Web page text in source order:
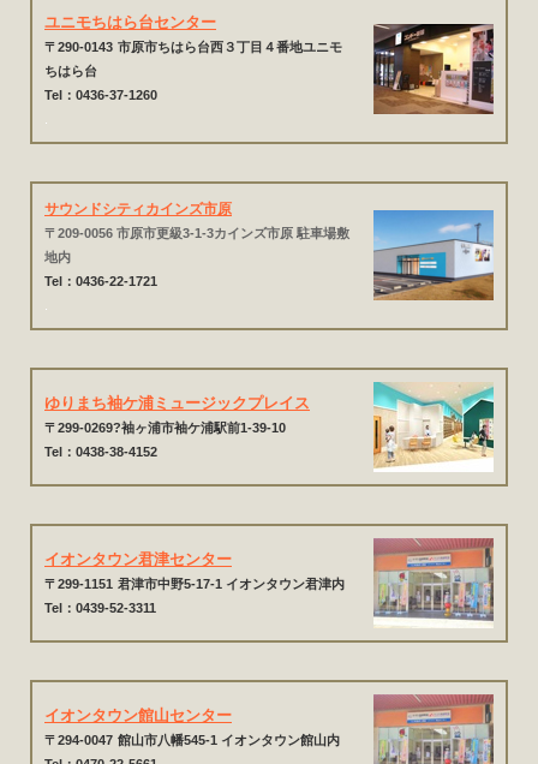
ユニモちはら台センター
〒290-0143 市原市ちはら台西３丁目４番地ユニモ
ちはら台
Tel：0436-37-1260
.
サウンドシティカインズ市原
〒209-0056 市原市更級3-1-3カインズ市原 駐車場敷
地内
Tel：0436-22-1721
.
ゆりまち袖ケ浦ミュージックプレイス
〒299-0269?袖ヶ浦市袖ケ浦駅前1-39-10
Tel：0438-38-4152
イオンタウン君津センター
〒299-1151 君津市中野5-17-1 イオンタウン君津内
Tel：0439-52-3311
イオンタウン館山センター
〒294-0047 館山市八幡545-1 イオンタウン館山内